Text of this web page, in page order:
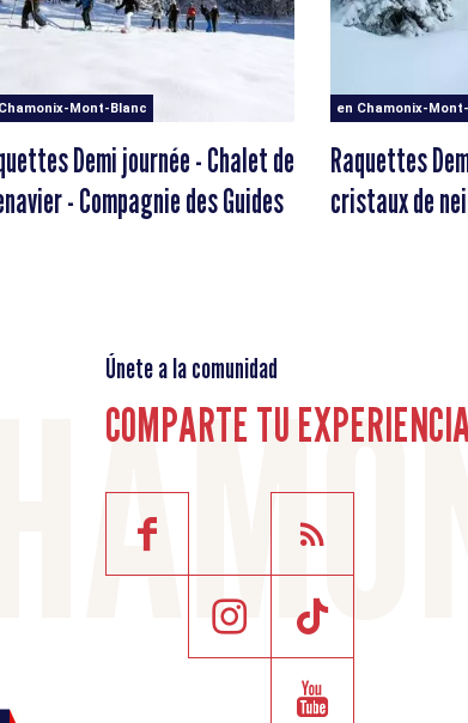
Mont-Blanc
Demi journée - Chalet de
Chenavier - Compagnie des Guides
en Chamonix-
Raquettes
cristaux de neige -
Únete a la comunidad
COMPARTE TU